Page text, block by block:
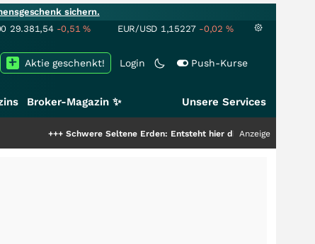
sichern.
29.381,54 -0,51% EUR/USD 1,15227 -0,02 %
Login Push-Kurse
Aktie geschenkt!
Broker-Magazin ✨ Unsere Services
Schwere Seltene Erden: Entsteht hier die nächste Milliardenstory?
Anzeige